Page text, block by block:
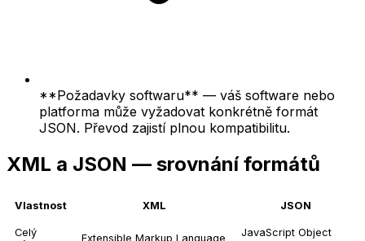
**Požadavky softwaru** — váš software nebo
platforma může vyžadovat konkrétně formát
JSON. Převod zajistí plnou kompatibilitu.
XML a JSON — srovnání formátů
Vlastnost XML JSON
Celý
Extensible Markup Language
JavaScript Object